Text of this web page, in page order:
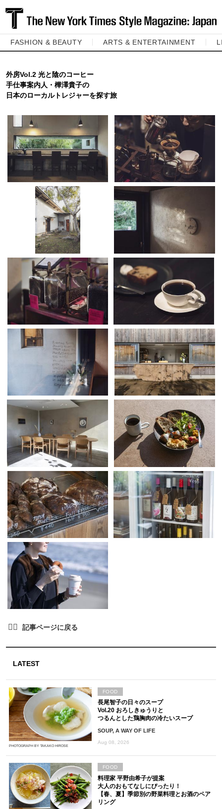
FASHION & BEAUTY ARTS & ENTERTAINMENT
外房Vol.2 光と陰のコーヒー
手仕事案内人・樺澤貴子の
日本のローカルトレジャーを探す旅
LATEST
PHOTOGRAPH BY TAKAKO HIROSE
長尾智子の日々のスープ
Vol.20 おろしきゅうりと
つるんとした鶏胸肉の冷たいスープ
SOUP, A WAY OF LIFE
Aug 08, 2026
FOOD
料理家 平野由希子が提案
大人のおもてなしにぴったり！
【春、夏】季節別の野菜料理とお酒のペア
リング
FOOD